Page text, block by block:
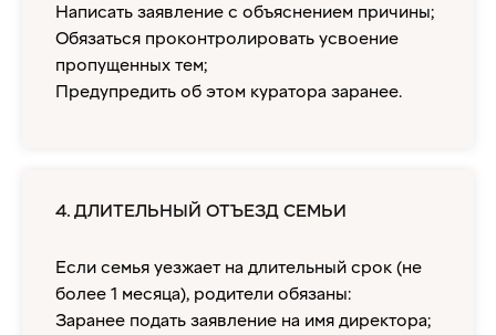
Написать заявление с объяснением причины;
Обязаться проконтролировать усвоение
пропущенных тем;
Предупредить об этом куратора заранее.
4. ДЛИТЕЛЬНЫЙ ОТЪЕЗД СЕМЬИ
Если семья уезжает на длительный срок (не
более 1 месяца), родители обязаны:
Заранее подать заявление на имя директора;